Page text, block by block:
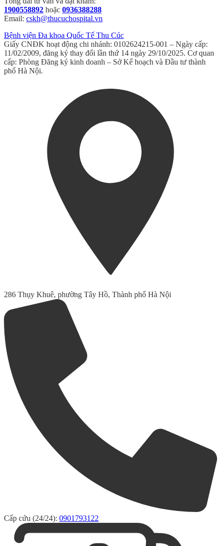
1900558892 hoặc 0936388288
Email: cskh@thucuchospital.vn
Bệnh viện Đa khoa Quốc Tế Thu Cúc
Giấy CNĐK hoạt động chi nhánh: 0102624215-001 – Ngày cấp:
11/02/2009, đăng ký thay đổi lần thứ 14 ngày 29/10/2025. Cơ quan
cấp: Phòng Đăng ký kinh doanh – Sở Kế hoạch và Đầu tư thành
phố Hà Nội.
286 Thụy Khuê, phường Tây Hồ, Thành phố Hà Nội
Cấp cứu (24/24): 0901793122